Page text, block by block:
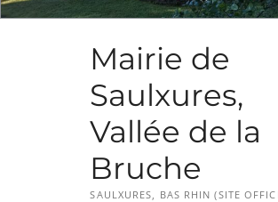
Mairie de
Saulxures,
Vallée de la
Bruche
SAULXURES, BAS RHIN (SITE